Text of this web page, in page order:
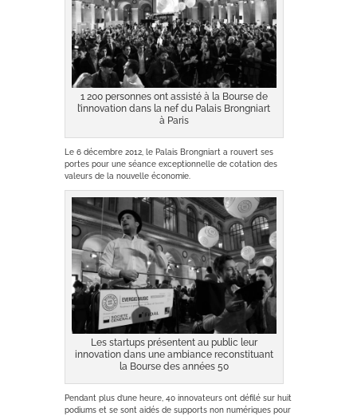
1 200 personnes ont assisté à la Bourse de
l’innovation dans la nef du Palais Brongniart
à Paris
Le 6 décembre 2012, le Palais Brongniart a rouvert ses
portes pour une séance exceptionnelle de cotation des
valeurs de la nouvelle économie.
Les startups présentent au public leur
innovation dans une ambiance reconstituant
la Bourse des années 50
Pendant plus d’une heure, 40 innovateurs ont défilé sur huit
podiums et se sont aidés de supports non numériques pour